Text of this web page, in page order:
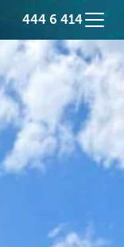
444 6 414